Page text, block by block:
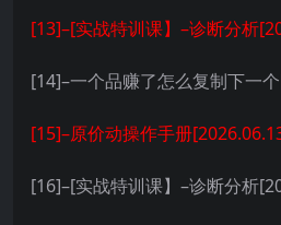
[13]–[实战特训课】–诊断分析
[14]–一个品赚了怎么复制下一
[15]–原价动操作手册
[16]–[实战特训课】–诊断分析